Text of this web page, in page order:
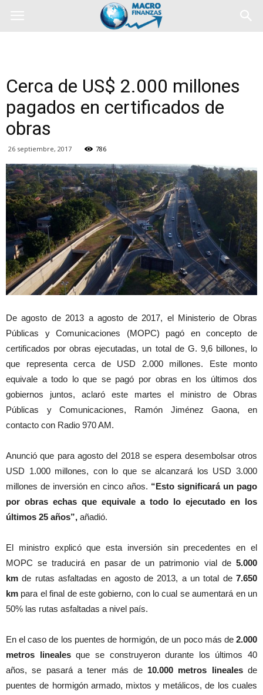
Cerca de US$ 2.000 millones
pagados en certificados de
obras
26 septiembre, 2017 786
De agosto de 2013 a agosto de 2017, el Ministerio de Obras
Públicas y Comunicaciones (MOPC) pagó en concepto de
certificados por obras ejecutadas, un total de G. 9,6 billones, lo
que representa cerca de USD 2.000 millones. Este monto
equivale a todo lo que se pagó por obras en los últimos dos
gobiernos juntos, aclaró este martes el ministro de Obras
Públicas y Comunicaciones, Ramón Jiménez Gaona, en
contacto con Radio 970 AM.
Anunció que para agosto del 2018 se espera desembolsar otros
USD 1.000 millones, con lo que se alcanzará los USD 3.000
millones de inversión en cinco años. “Esto significará un pago
por obras echas que equivale a todo lo ejecutado en los
últimos 25 años”, añadió.
El ministro explicó que esta inversión sin precedentes en el
MOPC se traducirá en pasar de un patrimonio vial de 5.000
km de rutas asfaltadas en agosto de 2013, a un total de 7.650
km para el final de este gobierno, con lo cual se aumentará en un
50% las rutas asfaltadas a nivel país.
En el caso de los puentes de hormigón, de un poco más de 2.000
metros linealesque se construyeron durante los últimos 40
años, se pasará a tener más de 10.000 metros linealesde
puentes de hormigón armado, mixtos y metálicos, de los cuales